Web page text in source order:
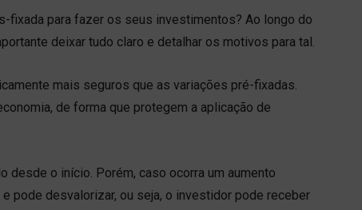
fixada para fazer os seus investimentos? Ao longo do
deixar tudo claro e detalhar os motivos para tal.
mais seguros que as variações pré-fixadas.
de forma que protegem a aplicação de
desde o início. Porém, caso ocorra um aumento
pode desvalorizar, ou seja, o investidor pode receber